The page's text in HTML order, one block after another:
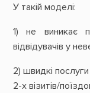
У такій моделі:
1) не виникає
відвідувачів у
2) швидкі
2-х візитів/